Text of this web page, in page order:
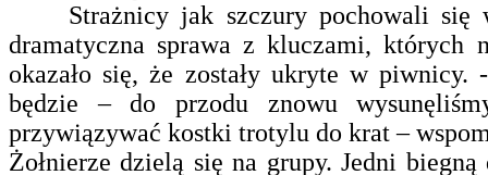
Strażnicy jak szczury pochowali się
dramatyczna sprawa z kluczami, których
okazało się, że zostały ukryte w piwnicy.
będzie – do przodu znowu
przywiązywać kostki trotylu do krat –
Żołnierze dzielą się na grupy. Jedni